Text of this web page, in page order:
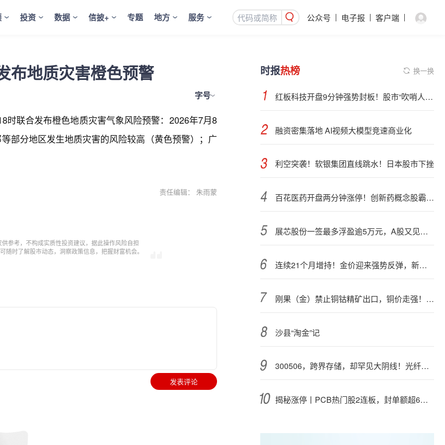
投资 数据 信披+ 专题 地方 服务 公众号 电子报 客户端
布地质灾害橙色预警
字号
时联合发布橙色地质灾害气象风险预警：2026年7月8
部分地区发生地质灾害的风险较高（黄色预警）；广
责任编辑： 朱雨蒙
参考，不构成实质性投资建议，据此操作风险自担
时了解股市动态，洞察政策信息，把握财富机会。
发表评论
时报热榜 换一换
红板科技开盘9分钟强势封板！股市“吹哨人”突然改口！市场风向变了？
融资密集落地 AI视频大模型竞速商业化
利空突袭！软银集团直线跳水！日本股市下挫
百花医药开盘两分钟涨停！创新药概念股霸屏，业绩预喜股来了
展芯股份一签最多浮盈逾5万元，A股又见肉签
连续21个月增持！金价迎来强势反弹，新一轮上行窗口开启？
刚果（金）禁止铜钴精矿出口，铜价走强！多家公司最新回应
沙县“淘金”记
300506，跨界存储，却罕见大阴线！光纤需求激增，稀土细分原料，火了
揭秘涨停丨PCB热门股2连板，封单额超6亿元